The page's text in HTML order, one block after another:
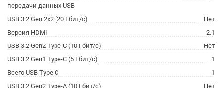
передачи данных USB
USB 3.2 Gen 2x2 (20 Гбит/с)
Нет
Версия HDMI
2.1
USB 3.2 Gen2 Type-C (10 Гбит/с)
Нет
USB 3.2 Gen1 Type-C (5 Гбит/с)
1
Всего USB Type C
1
USB 3.2 Gen2 Type-A (10 Гбит/с)
Нет